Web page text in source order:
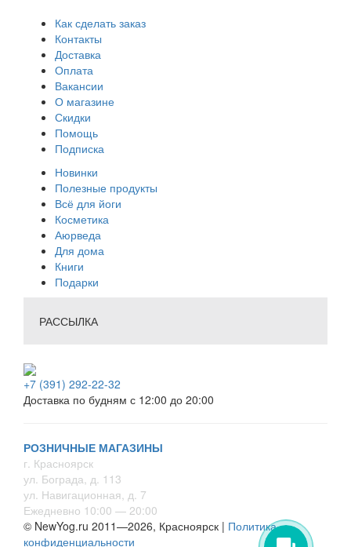
Как сделать заказ
Контакты
Доставка
Оплата
Вакансии
О магазине
Скидки
Помощь
Подписка
Новинки
Полезные продукты
Всё для йоги
Косметика
Аюрведа
Для дома
Книги
Подарки
РАССЫЛКА
+7 (391) 292-22-32
Доставка по будням с 12:00 до 20:00
РОЗНИЧНЫЕ МАГАЗИНЫ
г. Красноярск
ул. Бограда, д. 113
ул. Навигационная, д. 7
Ежедневно 10:00 — 20:00
© NewYog.ru 2011—2026, Красноярск | Политика
конфиденциальности